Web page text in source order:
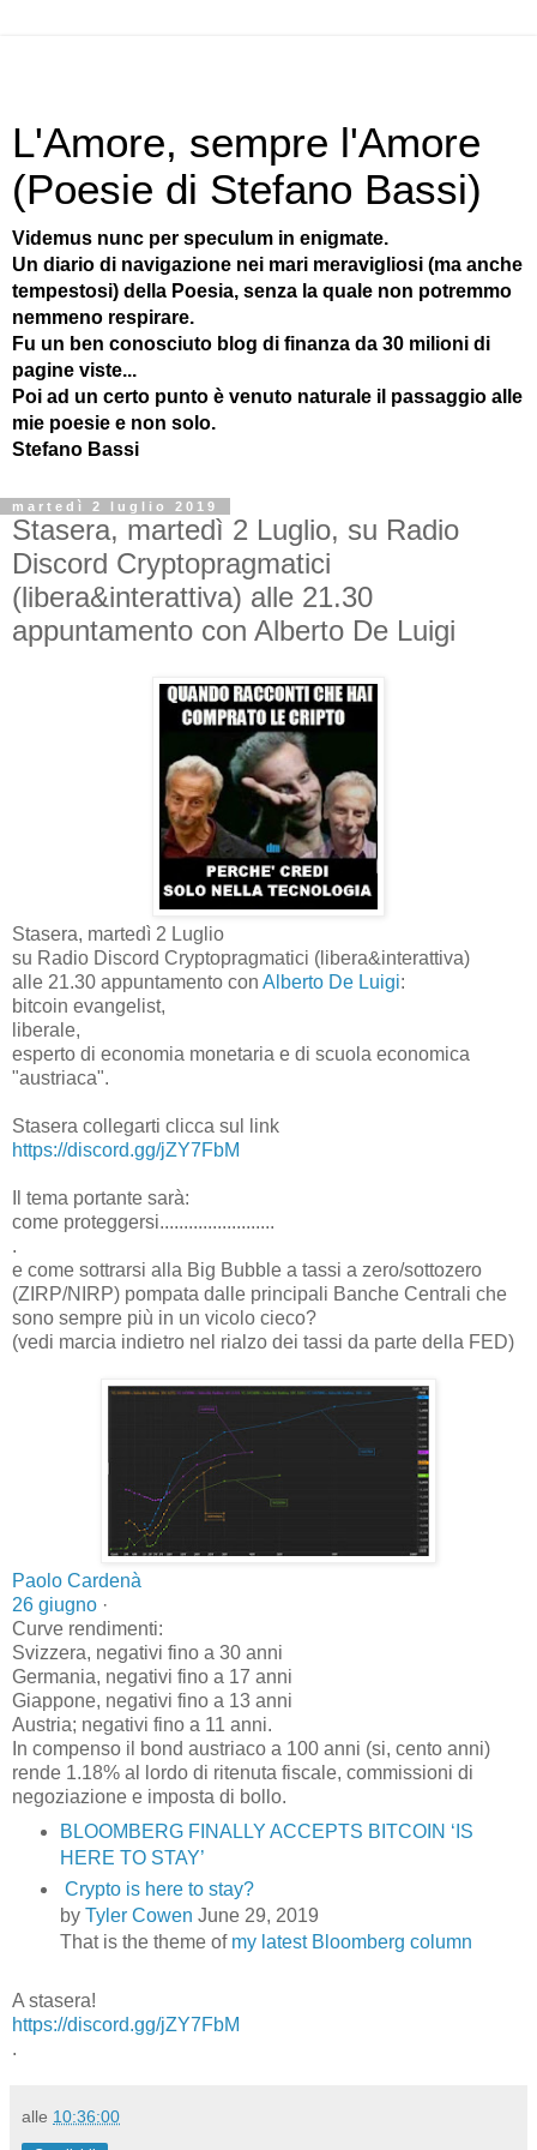
L'Amore, sempre l'Amore
(Poesie di Stefano Bassi)
Videmus nunc per speculum in enigmate.
Un diario di navigazione nei mari meravigliosi (ma anche
tempestosi) della Poesia, senza la quale non potremmo
nemmeno respirare.
Fu un ben conosciuto blog di finanza da 30 milioni di
pagine viste...
Poi ad un certo punto è venuto naturale il passaggio alle
mie poesie e non solo.
Stefano Bassi
martedì 2 luglio 2019
Stasera, martedì 2 Luglio, su Radio
Discord Cryptopragmatici
(libera&interattiva) alle 21.30
appuntamento con Alberto De Luigi
Stasera, martedì 2 Luglio
su Radio Discord Cryptopragmatici (libera&interattiva)
alle 21.30 appuntamento con Alberto De Luigi:
bitcoin evangelist,
liberale,
esperto di economia monetaria e di scuola economica
"austriaca".
Stasera collegarti clicca sul link
https://discord.gg/jZY7FbM
Il tema portante sarà:
come proteggersi........................
.
e come sottrarsi alla Big Bubble a tassi a zero/sottozero
(ZIRP/NIRP) pompata dalle principali Banche Centrali che
sono sempre più in un vicolo cieco?
(vedi marcia indietro nel rialzo dei tassi da parte della FED)
Paolo Cardenà
26 giugno ·
Curve rendimenti:
Svizzera, negativi fino a 30 anni
Germania, negativi fino a 17 anni
Giappone, negativi fino a 13 anni
Austria; negativi fino a 11 anni.
In compenso il bond austriaco a 100 anni (si, cento anni)
rende 1.18% al lordo di ritenuta fiscale, commissioni di
negoziazione e imposta di bollo.
BLOOMBERG FINALLY ACCEPTS BITCOIN ‘IS
HERE TO STAY’
Crypto is here to stay?
by Tyler Cowen June 29, 2019
That is the theme of my latest Bloomberg column
A stasera!
https://discord.gg/jZY7FbM
.
alle 10:36:00